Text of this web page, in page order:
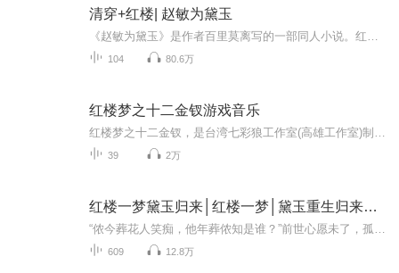
清穿+红楼| 赵敏为黛玉
104 80.6万
红楼梦之十二金钗游戏音乐
39 2万
红楼一梦黛玉归来│红楼一梦│黛玉重生归来│AI多播
609 12.8万